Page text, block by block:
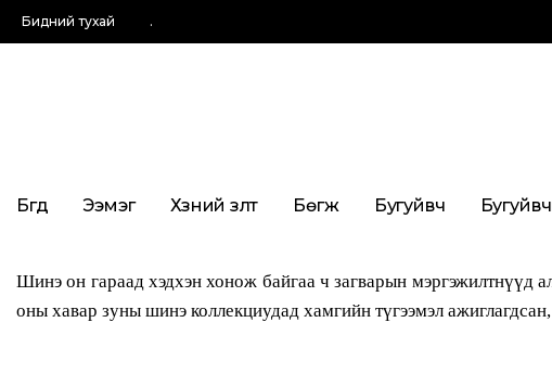
Бидний тухай .
Бүгд Ээмэг Хүзүүний зүүлт Бөгж Бугуйвч
Шинэ он гараад хэдхэн хонож байгаа ч загварын мэргэжилтнүүд
оны хавар зуны шинэ коллекциудад хамгийн түгээмэл